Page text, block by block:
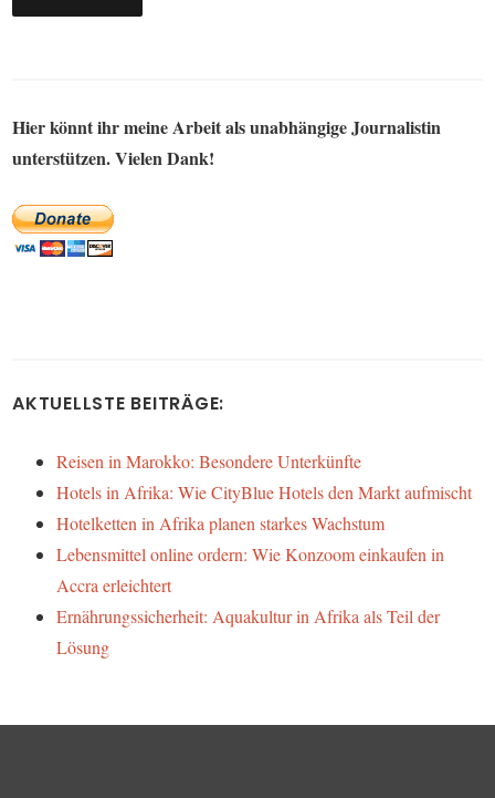
Hier könnt ihr meine Arbeit als unabhängige Journalistin
unterstützen. Vielen Dank!
AKTUELLSTE BEITRÄGE:
Reisen in Marokko: Besondere Unterkünfte
Hotels in Afrika: Wie CityBlue Hotels den Markt aufmischt
Hotelketten in Afrika planen starkes Wachstum
Lebensmittel online ordern: Wie Konzoom einkaufen in
Accra erleichtert
Ernährungssicherheit: Aquakultur in Afrika als Teil der
Lösung